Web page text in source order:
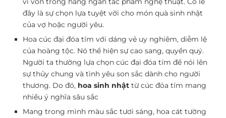
đây là sự chọn lựa tuyệt vời cho món quà sinh nhật
của vợ hoặc người yêu.
Hoa cúc đại đóa tím với dáng vẻ uy nghiêm, diễm lệ
của hoàng tộc. Nó thể hiện sự cao sang, quyền quý.
Người ta thường lựa chọn cúc đại đóa tím để nói lên
sự thủy chung và tình yêu son sắc dành cho người
thương. Do đó, hoa sinh nhật từ cúc đóa tím mang
nhiều ý nghĩa sâu sắc
Mang trong mình màu sắc tươi sáng, hoa cát tường